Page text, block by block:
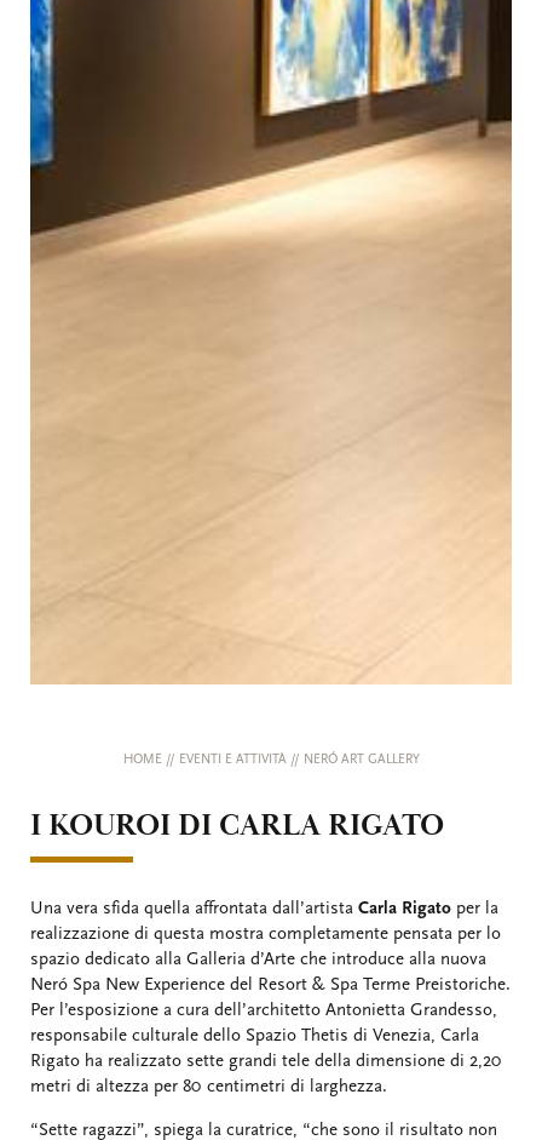
HOME // EVENTI E ATTIVITÀ // NERÓ ART GALLERY
I KOUROI DI CARLA RIGATO
Una vera sfida quella affrontata dall’artista Carla Rigato per la
realizzazione di questa mostra completamente pensata per lo
spazio dedicato alla Galleria d’Arte che introduce alla nuova
Neró Spa New Experience del Resort & Spa Terme Preistoriche.
Per l’esposizione a cura dell’architetto Antonietta Grandesso,
responsabile culturale dello Spazio Thetis di Venezia, Carla
Rigato ha realizzato sette grandi tele della dimensione di 2,20
metri di altezza per 80 centimetri di larghezza.
“Sette ragazzi”, spiega la curatrice, “che sono il risultato non